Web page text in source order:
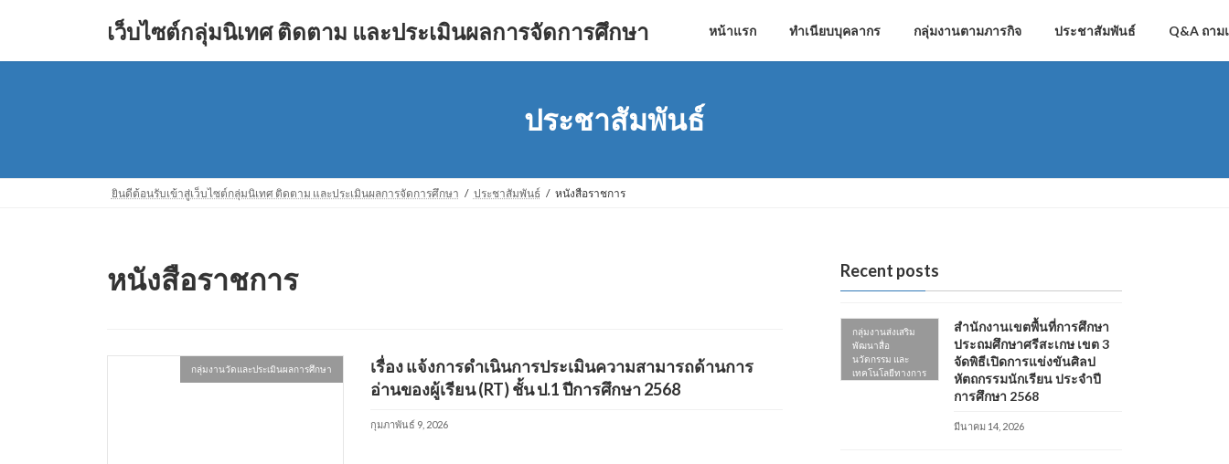
content
Navigation
เว็บไซต์กลุ่มนิเทศ ติดตาม และประเมินผลการจัดการศึกษา หน้าแรก ทำเนียบบุคลากร กลุ่มงานตามภารกิจ ประชาสัมพันธ์ Q&A ถา
ประชาสัมพันธ์
ยินดีต้อนรับเข้าสู่เว็บไซต์กลุ่มนิเทศ ติดตาม และประเมินผลการจัดการศึกษา ประชาสัมพันธ์ หนังสือราชการ
หนังสือราชการ
กลุ่มงานวัดและประเมินผลการศึกษา
เรื่อง แจ้งการดำเนินการประเมินความสามารถด้านการ
อ่านของผู้เรียน (RT) ชั้น ป.1 ปีการศึกษา 2568
กุมภาพันธ์ 9, 2026
Recent posts
กลุ่มงานส่งเสริม
พัฒนาสื่อ
นวัตกรรม และ
เทคโนโลยีทางการ
สำนักงานเขตพื้นที่การศึกษา
ประถมศึกษาศรีสะเกษ เขต 3
จัดพิธีเปิดการแข่งขันศิลป
หัตถกรรมนักเรียน ประจำปี
การศึกษา 2568
มีนาคม 14, 2026